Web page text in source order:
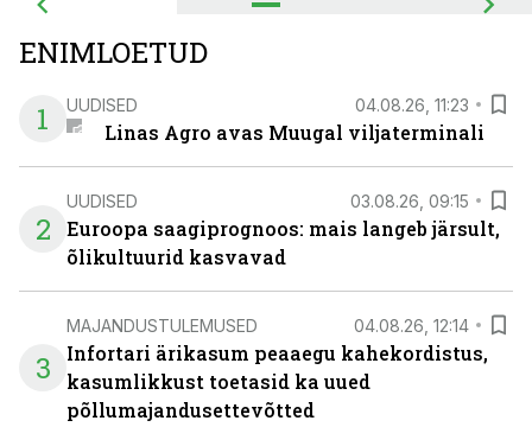
ENIMLOETUD
1
UUDISED 04.08.26, 11:23
Linas Agro avas Muugal viljaterminali
2
UUDISED 03.08.26, 09:15
Euroopa saagiprognoos: mais langeb järsult,
õlikultuurid kasvavad
3
MAJANDUSTULEMUSED 04.08.26, 12:14
Infortari ärikasum peaaegu kahekordistus,
kasumlikkust toetasid ka uued
põllumajandusettevõtted